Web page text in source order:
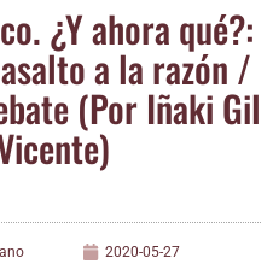
¿Y aho­ra qué?:
a la razón /​
(Por Iña­ki Gil
2020-05-27